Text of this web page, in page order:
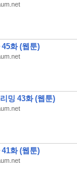
화 (웹툰)
밍 43화 (웹툰)
화 (웹툰)